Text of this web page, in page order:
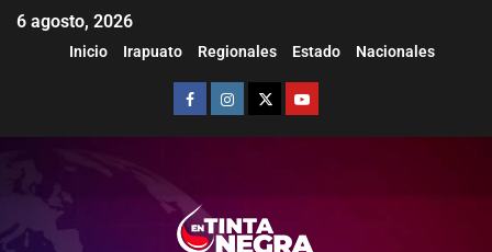
6 agosto, 2026
Inicio Irapuato Regionales Estado Nacionales